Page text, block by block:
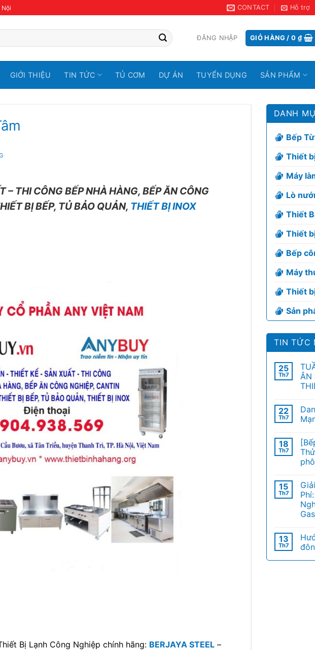
Nội CONTACT Hỗ trợ
ĐĂNG NHẬP GIỎ HÀNG /0 ₫
GIỚI THIỆU TIN TỨC TỦ CƠM DỰ ÁN TUYỂN DỤNG SẢN PHẨM
– THI CÔNG BẾP NHÀ HÀNG, BẾP ĂN CÔNG
BỊ BẾP, TỦ BẢO QUẢN, THIẾT BỊ INOX
Bị Lạnh Công Nghiệp chính hãng: BERJAYA STEEL –
DANH
Bếp
Thiết
Máy
Lò
Thiết
Thiết
Bếp
Máy
Thiết
Sản
TIN TỨC
25
Th7
ÂN
22
Th7
18
Th7
15
Th7
Gas
13
Th7